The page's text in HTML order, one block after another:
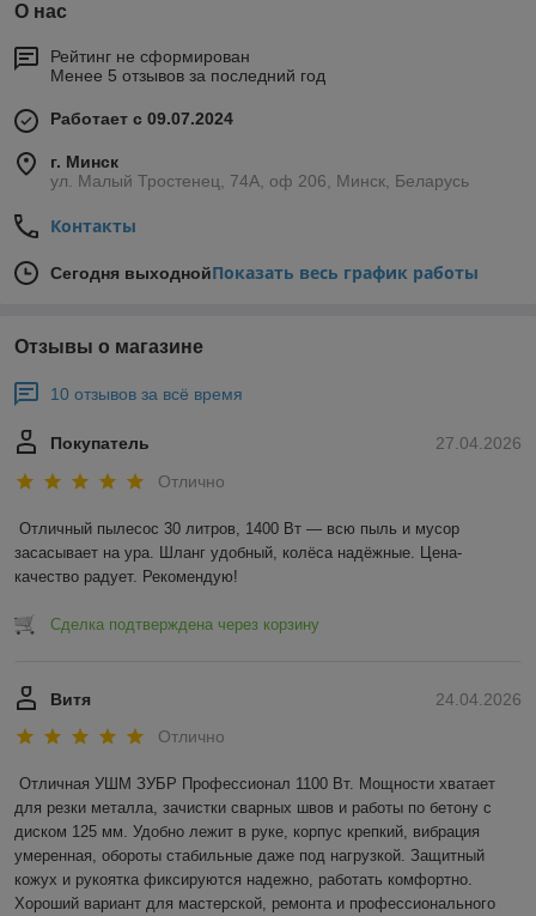
О нас
Рейтинг не сформирован
Менее 5 отзывов за последний год
Работает с 09.07.2024
г. Минск
ул. Малый Тростенец, 74А, оф 206, Минск, Беларусь
Контакты
Сегодня выходнойПоказать весь график работы
Отзывы о магазине
10 отзывов за всё время
27.04.2026
Покупатель
Отлично
Отличный пылесос 30 литров, 1400 Вт — всю пыль и мусор
засасывает на ура. Шланг удобный, колёса надёжные. Цена-
качество радует. Рекомендую!
Сделка подтверждена через корзину
24.04.2026
Витя
Отлично
Отличная УШМ ЗУБР Профессионал 1100 Вт. Мощности хватает
для резки металла, зачистки сварных швов и работы по бетону с
диском 125 мм. Удобно лежит в руке, корпус крепкий, вибрация
умеренная, обороты стабильные даже под нагрузкой. Защитный
кожух и рукоятка фиксируются надежно, работать комфортно.
Хороший вариант для мастерской, ремонта и профессионального